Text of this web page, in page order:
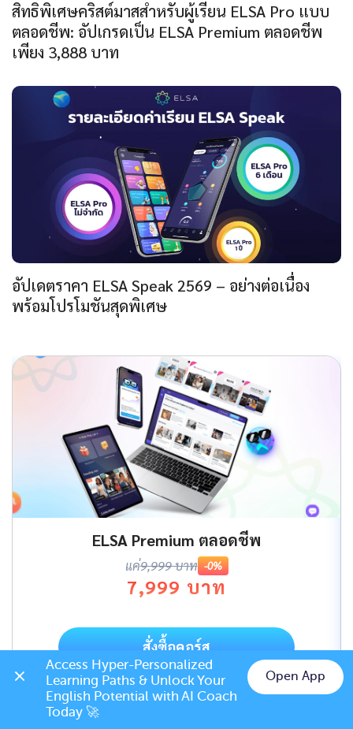
สิทธิพิเศษคริสต์มาสสำหรับผู้เรียน ELSA Pro แบบ
ตลอดชีพ: อัปเกรดเป็น ELSA Premium ตลอดชีพ
เพียง 3,888 บาท
อัปเดตราคา ELSA Speak 2569 – อย่างต่อเนื่อง
พร้อมโปรโมชันสุดพิเศษ
ELSA Premium ตลอดชีพ
แค่9,999 บาท -0%
7,999 บาท
สั่งซื้อคอร์ส
Chat on LINE
Access Hyper-Personalized
Learning Paths & Unlock Your
English Potential with AI Coach
Today 🚀
Open App